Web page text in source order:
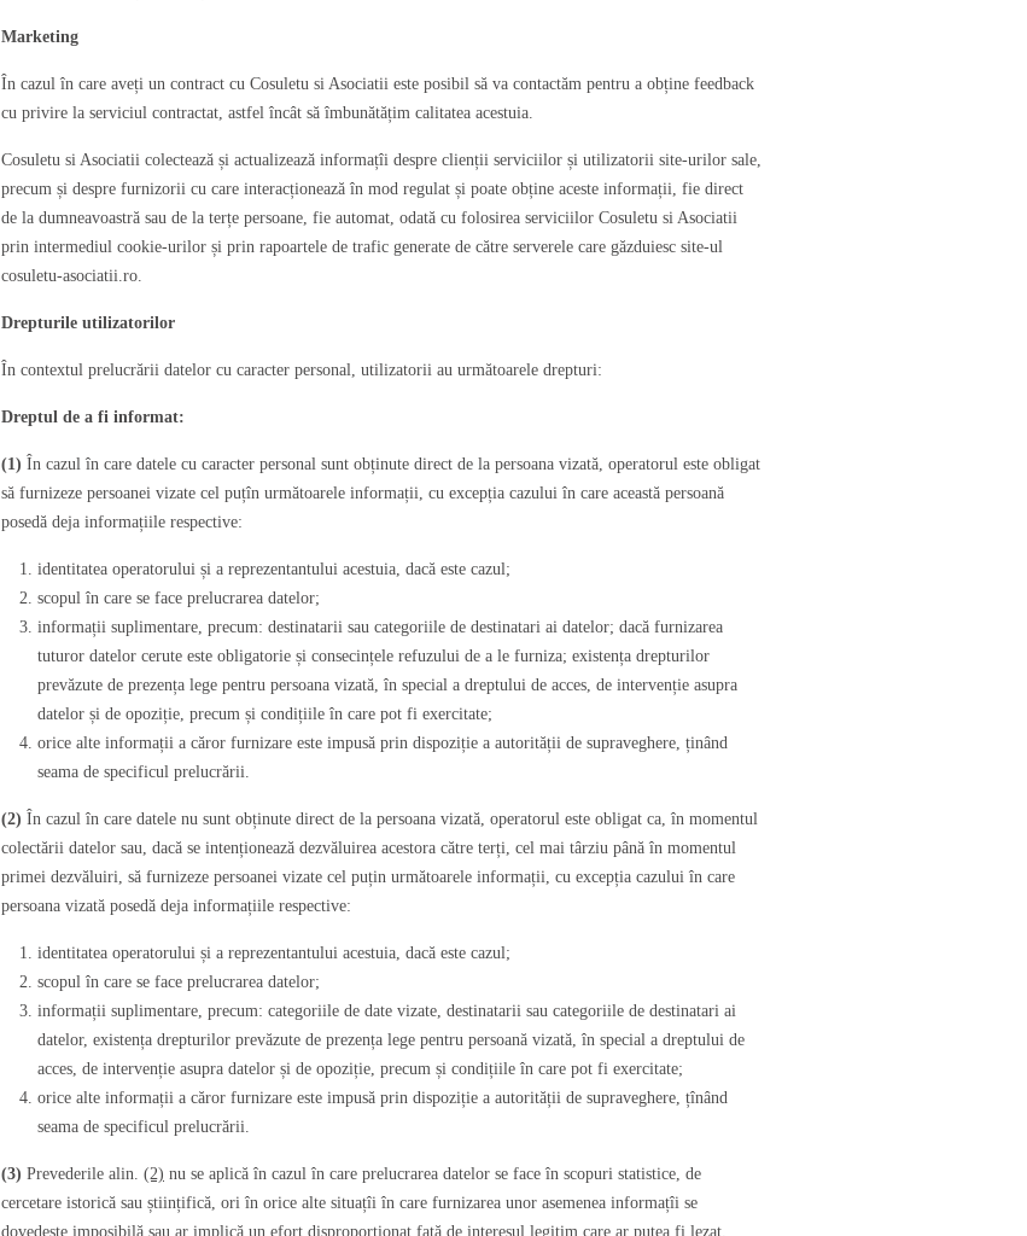
Marketing
În cazul în care aveți un contract cu Cosuletu si Asociatii este posibil să va contactăm pentru a obține feedback
cu privire la serviciul contractat, astfel încât să îmbunătățim calitatea acestuia.
Cosuletu si Asociatii colectează și actualizează informațîi despre clienții serviciilor și utilizatorii site-urilor sale,
precum și despre furnizorii cu care interacționează în mod regulat și poate obține aceste informații, fie direct
de la dumneavoastră sau de la terțe persoane, fie automat, odată cu folosirea serviciilor Cosuletu si Asociatii
prin intermediul cookie-urilor și prin rapoartele de trafic generate de către serverele care găzduiesc site-ul
cosuletu-asociatii.ro.
Drepturile utilizatorilor
În contextul prelucrării datelor cu caracter personal, utilizatorii au următoarele drepturi:
Dreptul de a fi informat:
(1) În cazul în care datele cu caracter personal sunt obținute direct de la persoana vizată, operatorul este obligat
să furnizeze persoanei vizate cel puțîn următoarele informații, cu excepția cazului în care această persoană
posedă deja informațiile respective:
identitatea operatorului și a reprezentantului acestuia, dacă este cazul;
scopul în care se face prelucrarea datelor;
informații suplimentare, precum: destinatarii sau categoriile de destinatari ai datelor; dacă furnizarea
tuturor datelor cerute este obligatorie și consecințele refuzului de a le furniza; existența drepturilor
prevăzute de prezența lege pentru persoana vizată, în special a dreptului de acces, de intervenție asupra
datelor și de opoziție, precum și condițiile în care pot fi exercitate;
orice alte informații a căror furnizare este impusă prin dispoziție a autorității de supraveghere, ținând
seama de specificul prelucrării.
(2) În cazul în care datele nu sunt obținute direct de la persoana vizată, operatorul este obligat ca, în momentul
colectării datelor sau, dacă se intenționează dezvăluirea acestora către terți, cel mai târziu până în momentul
primei dezvăluiri, să furnizeze persoanei vizate cel puțin următoarele informații, cu excepția cazului în care
persoana vizată posedă deja informațiile respective:
identitatea operatorului și a reprezentantului acestuia, dacă este cazul;
scopul în care se face prelucrarea datelor;
informații suplimentare, precum: categoriile de date vizate, destinatarii sau categoriile de destinatari ai
datelor, existența drepturilor prevăzute de prezența lege pentru persoană vizată, în special a dreptului de
acces, de intervenție asupra datelor și de opoziție, precum și condițiile în care pot fi exercitate;
orice alte informații a căror furnizare este impusă prin dispoziție a autorității de supraveghere, țînând
seama de specificul prelucrării.
(3) Prevederile alin. (2) nu se aplică în cazul în care prelucrarea datelor se face în scopuri statistice, de
cercetare istorică sau științifică, ori în orice alte situațîi în care furnizarea unor asemenea informațîi se
dovedește imposibilă sau ar implică un efort disproporționat față de interesul legitim care ar putea fi lezat,